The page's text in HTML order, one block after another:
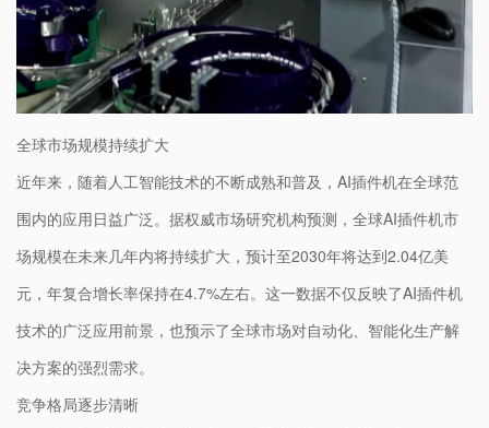
全球市场规模持续扩大
近年来，随着人工智能技术的不断成熟和普及，AI插件机在全球范
围内的应用日益广泛。据权威市场研究机构预测，全球AI插件机市
场规模在未来几年内将持续扩大，预计至2030年将达到2.04亿美
元，年复合增长率保持在4.7%左右。这一数据不仅反映了AI插件机
技术的广泛应用前景，也预示了全球市场对自动化、智能化生产解
决方案的强烈需求。
竞争格局逐步清晰